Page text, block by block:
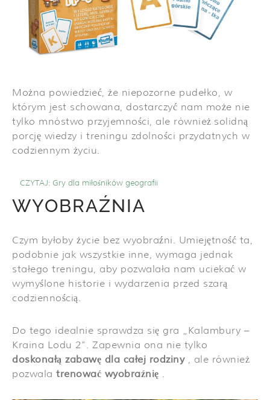
Można powiedzieć, że niepozorne pudełko, w
którym jest schowana, dostarczyć nam może nie
tylko mnóstwo przyjemności, ale również solidną
porcję wiedzy i treningu zdolności przydatnych w
codziennym życiu.
CZYTAJ: Gry dla miłośników geografii
WYOBRAŹNIA
Czym byłoby życie bez wyobraźni. Umiejętność ta,
podobnie jak wszystkie inne, wymaga jednak
stałego treningu, aby pozwalała nam uciekać w
wymyślone historie i wydarzenia przed szarą
codziennością.
Do tego idealnie sprawdza się gra „Kalambury –
Kraina Lodu 2”. Zapewnia ona nie tylko
doskonałą zabawę dla całej rodziny
, ale również
pozwala trenować wyobraźnię